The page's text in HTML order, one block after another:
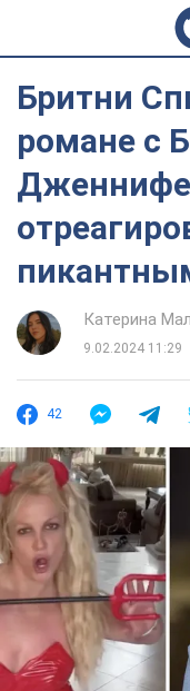
Бритни
романе с
Катерина
9.02.2024 11:29
42